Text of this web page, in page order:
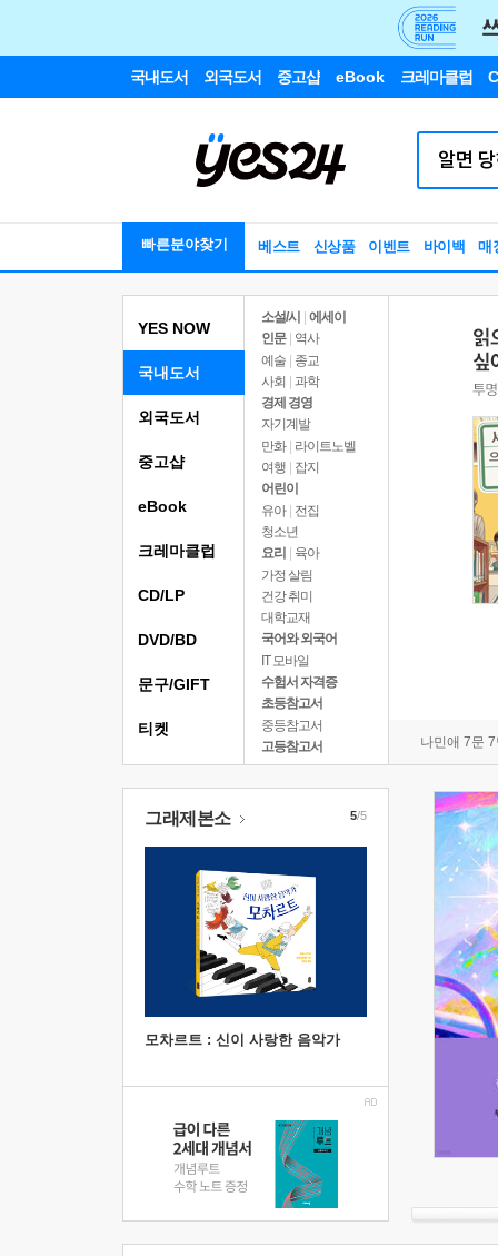
국내도서 외국도서 중고샵 eBook 크레마클럽
빠른분야찾기 베스트 신상품 이벤트 바이백 매
YES NOW
국내도서
소설/시
에세이
인문
역사
예술 | 종교
사회 | 과학
경제 경영
자기계발
만화 | 라이트노벨
여행
잡지
어린이
유아 | 전집
청소년
요리
육아
가정 살림
건강 취미
대학교재
국어와 외국어
IT 모바일
수험서 자격증
초등참고서
중등참고서
고등참고서
나민애 7문
외국도서
중고샵
eBook
크레마클럽
CD/LP
DVD/BD
문구/GIFT
티켓
그래제본소
모차르트 : 신이 사랑한 음악가
5/5